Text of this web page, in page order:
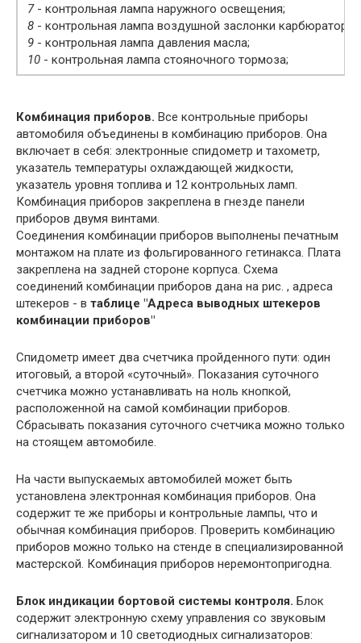
7 - контрольная лампа наружного освещения;
8 - контрольная лампа воздушной заслонки карбюратора;
9 - контрольная лампа давления масла;
10 - контрольная лампа стояночного тормоза;
Комбинация приборов. Все контрольные приборы
автомобиля объединены в комбинацию приборов. Она
включает в себя: электронные спидометр и тахометр,
указатель температуры охлаждающей жидкости,
указатель уровня топлива и 12 контрольных ламп.
Комбинация приборов закреплена в гнезде панели
приборов двумя винтами.
Соединения комбинации приборов выполнены печатным
монтажом на плате из фольгированного гетинакса. Плата
закреплена на задней стороне корпуса. Схема
соединений комбинации приборов дана на рис. , адреса
штекеров - в таблице "Адреса выводных штекеров
комбинации приборов"
Спидометр имеет два счетчика пройденного пути: один
итоговый, а второй «суточный». Показания суточного
счетчика можно устанавливать на ноль кнопкой,
расположенной на самой комбинации приборов.
Сбрасывать показания суточного счетчика можно только
на стоящем автомобиле.
На части выпускаемых автомобилей может быть
установлена электронная комбинация приборов. Она
содержит те же приборы и контрольные лампы, что и
обычная комбинация приборов. Проверить комбинацию
приборов можно только на стенде в специализированной
мастерской. Комбинация приборов неремонтопригодна.
Блок индикации бортовой системы контроля. Блок
содержит электронную схему управления со звуковым
сигнализатором и 10 светодиодных сигнализаторов: